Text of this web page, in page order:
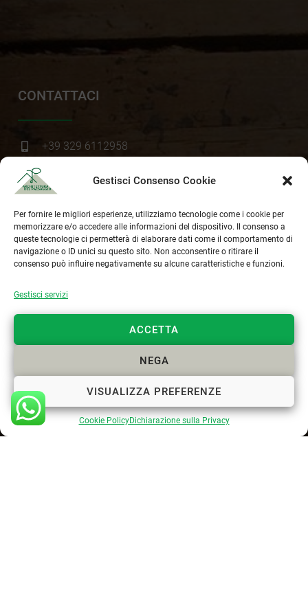
Gestisci Consenso Cookie
Per fornire le migliori esperienze, utilizziamo tecnologie come i cookie per
memorizzare e/o accedere alle informazioni del dispositivo. Il consenso a
queste tecnologie ci permetterà di elaborare dati come il comportamento di
navigazione o ID unici su questo sito. Non acconsentire o ritirare il
consenso può influire negativamente su alcune caratteristiche e funzioni.
Gestisci servizi
ACCETTA
NEGA
VISUALIZZA PREFERENZE
Cookie PolicyDichiarazione sulla Privacy
CONTATTACI
+39 329 6112958
s.lastrucci@pec.epap.it
Cookie Policy